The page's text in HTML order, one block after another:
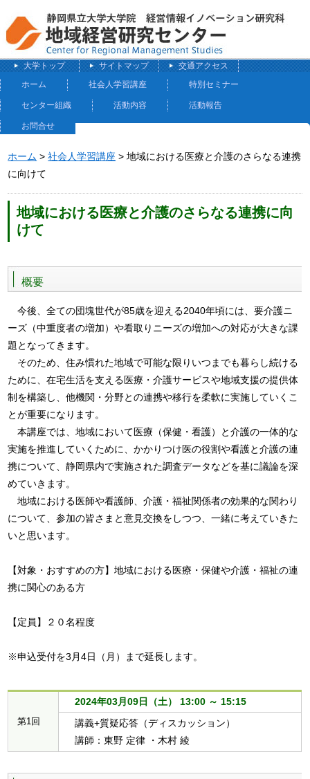
大学トップ サイトマップ
交通アクセス
ホーム
社会人学習講座 特別セミナー
センター組織 活動内容 活動報告
お問合せ
ホーム >社会人学習講座 > 地域における医療と介護のさらなる連携
に向けて
地域における医療と介護のさらなる連携に向
けて
概要
今後、全ての団塊世代が85歳を迎える2040年頃には、要介護ニ
ーズ（中重度者の増加）や看取りニーズの増加への対応が大きな課
題となってきます。
そのため、住み慣れた地域で可能な限りいつまでも暮らし続ける
ために、在宅生活を支える医療・介護サービスや地域支援の提供体
制を構築し、他機関・分野との連携や移行を柔軟に実施していくこ
とが重要になります。
本講座では、地域において医療（保健・看護）と介護の一体的な
実施を推進していくために、かかりつけ医の役割や看護と介護の連
携について、静岡県内で実施された調査データなどを基に議論を深
めていきます。
地域における医師や看護師、介護・福祉関係者の効果的な関わり
について、参加の皆さまと意見交換をしつつ、一緒に考えていきた
いと思います。
【対象・おすすめの方】地域における医療・保健や介護・福祉の連
携に関心のある方
【定員】２０名程度
※申込受付を3月4日（月）まで延長します。
第1回
2024年03月09日（土） 13:00 ～ 15:15
講義+質疑応答（ディスカッション）
講師：東野 定律 ・木村 綾